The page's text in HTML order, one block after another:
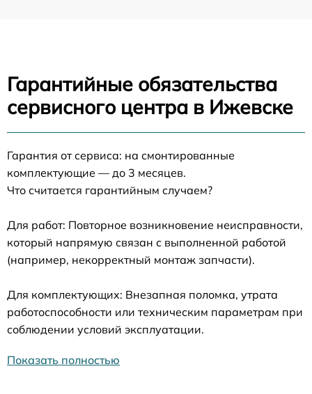
Гарантийные обязательства
сервисного центра в Ижевске
Гарантия от сервиса: на смонтированные
комплектующие — до 3 месяцев.
Что считается гарантийным случаем?
Для работ: Повторное возникновение неисправности,
который напрямую связан с выполненной работой
(например, некорректный монтаж запчасти).
Для комплектующих: Внезапная поломка, утрата
работоспособности или техническим параметрам при
соблюдении условий эксплуатации.
Показать полностью